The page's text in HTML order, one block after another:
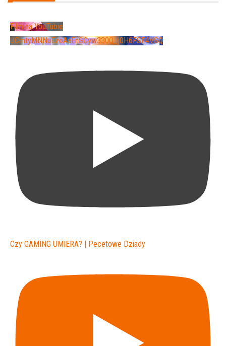
Film na YouTubie
UCmtyMNNuEzoAaEnSCyw330Q_j0H6FSE4VSQ
Czy GAMING UMIERA? | Pecetowe Dziady